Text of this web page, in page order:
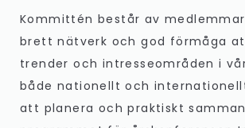
Kommittén består av
brett nätverk och god förmåga
trender och intresseområden i
både nationellt och
att planera och praktiskt